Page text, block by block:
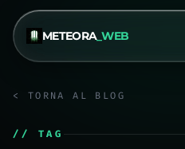
METEORA_WEB
< TORNA AL BLOG
// TAG